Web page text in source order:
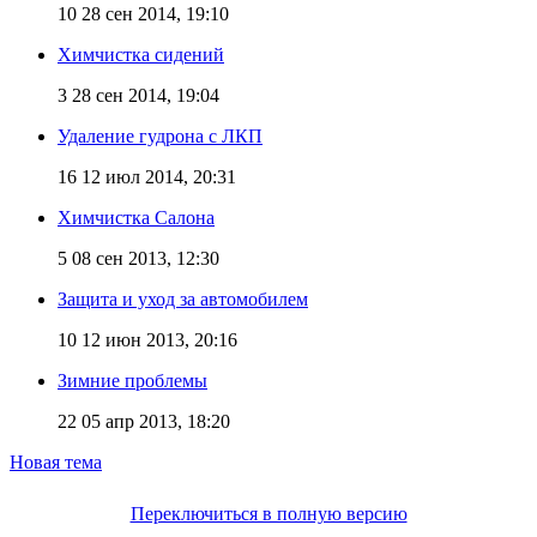
10 28 сен 2014, 19:10
Химчистка сидений
3 28 сен 2014, 19:04
Удаление гудрона с ЛКП
16 12 июл 2014, 20:31
Химчистка Салона
5 08 сен 2013, 12:30
Защита и уход за автомобилем
10 12 июн 2013, 20:16
Зимние проблемы
22 05 апр 2013, 18:20
Новая тема
Переключиться в полную версию